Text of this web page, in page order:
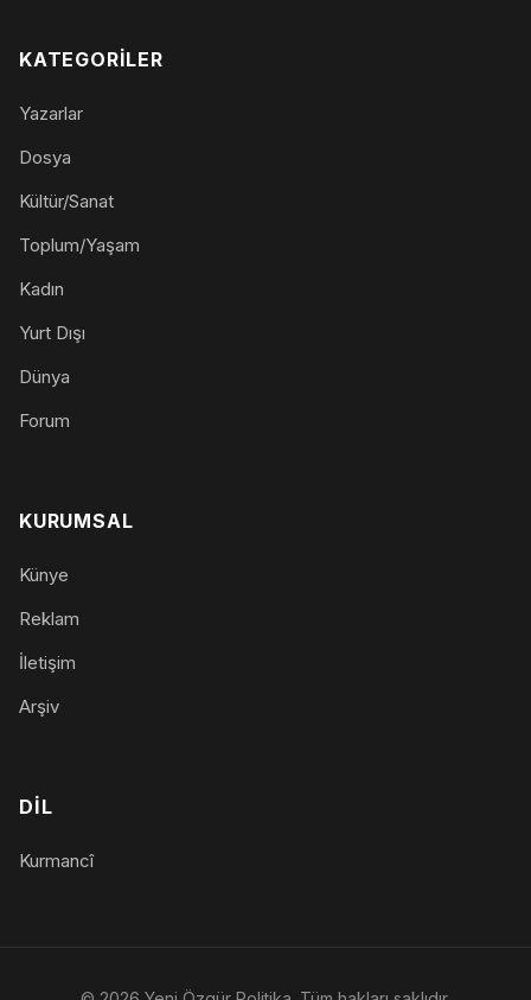
KATEGORILER
Yazarlar
Dosya
Kültür/Sanat
Toplum/Yaşam
Kadın
Yurt Dışı
Dünya
Forum
KURUMSAL
Künye
Reklam
İletişim
Arşiv
DIL
Kurmancî